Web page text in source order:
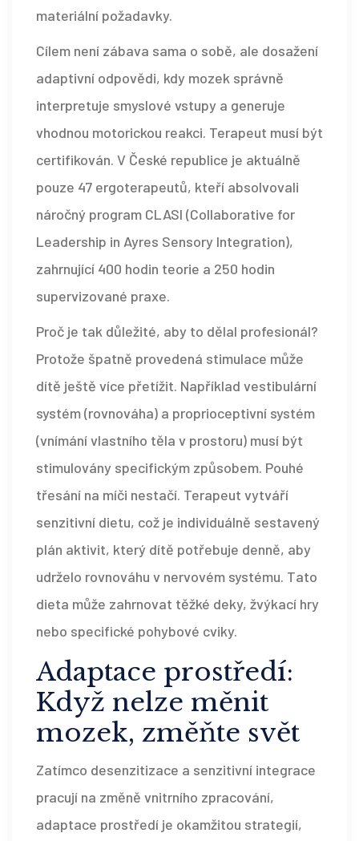
materiální požadavky.
Cílem není zábava sama o sobě, ale dosažení
adaptivní odpovědi, kdy mozek správně
interpretuje smyslové vstupy a generuje
vhodnou motorickou reakci. Terapeut musí být
certifikován. V České republice je aktuálně
pouze 47 ergoterapeutů, kteří absolvovali
náročný program CLASI (Collaborative for
Leadership in Ayres Sensory Integration),
zahrnující 400 hodin teorie a 250 hodin
supervizované praxe.
Proč je tak důležité, aby to dělal profesionál?
Protože špatně provedená stimulace může
dítě ještě více přetížit. Například vestibulární
systém (rovnováha) a proprioceptivní systém
(vnímání vlastního těla v prostoru) musí být
stimulovány specifickým způsobem. Pouhé
třesání na míči nestačí. Terapeut vytváří
senzitivní dietu, což je individuálně sestavený
plán aktivit, který dítě potřebuje denně, aby
udrželo rovnováhu v nervovém systému. Tato
dieta může zahrnovat těžké deky, žvýkací hry
nebo specifické pohybové cviky.
Adaptace prostředí:
Když nelze měnit
mozek, změňte svět
Zatímco desenzitizace a senzitivní integrace
pracují na změně vnitrního zpracování,
adaptace prostředí je okamžitou strategií,